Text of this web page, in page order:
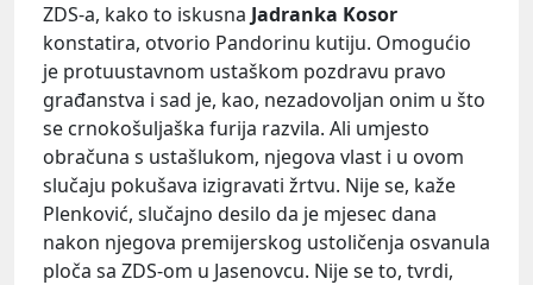
ZDS-a, kako to iskusna Jadranka Kosor
konstatira, otvorio Pandorinu kutiju. Omogućio
je protuustavnom ustaškom pozdravu pravo
građanstva i sad je, kao, nezadovoljan onim u što
se crnokošuljaška furija razvila. Ali umjesto
obračuna s ustašlukom, njegova vlast i u ovom
slučaju pokušava izigravati žrtvu. Nije se, kaže
Plenković, slučajno desilo da je mjesec dana
nakon njegova premijerskog ustoličenja osvanula
ploča sa ZDS-om u Jasenovcu. Nije se to, tvrdi,